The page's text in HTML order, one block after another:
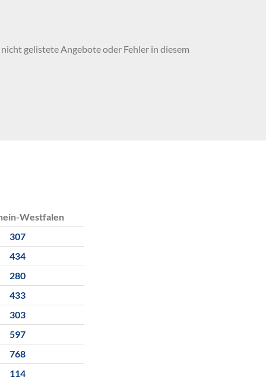
gelistete Angebote oder Fehler in diesem
Westfalen
307
434
280
433
303
597
768
114